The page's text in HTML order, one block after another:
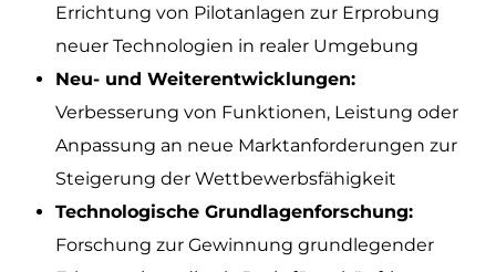
Errichtung von Pilotanlagen zur Erprobung
neuer Technologien in realer Umgebung
Neu- und Weiterentwicklungen:
Verbesserung von Funktionen, Leistung oder
Anpassung an neue Marktanforderungen zur
Steigerung der Wettbewerbsfähigkeit
Technologische Grundlagenforschung:
Forschung zur Gewinnung grundlegender